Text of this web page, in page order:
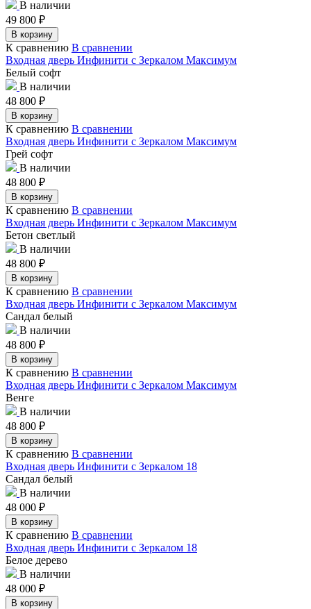
В наличии
49 800 ₽
В корзину
К сравнению В сравнении
Входная дверь Инфинити с Зеркалом Максимум
Белый софт
В наличии
48 800 ₽
В корзину
К сравнению В сравнении
Входная дверь Инфинити с Зеркалом Максимум
Грей софт
В наличии
48 800 ₽
В корзину
К сравнению В сравнении
Входная дверь Инфинити с Зеркалом Максимум
Бетон светлый
В наличии
48 800 ₽
В корзину
К сравнению В сравнении
Входная дверь Инфинити с Зеркалом Максимум
Сандал белый
В наличии
48 800 ₽
В корзину
К сравнению В сравнении
Входная дверь Инфинити с Зеркалом Максимум
Венге
В наличии
48 800 ₽
В корзину
К сравнению В сравнении
Входная дверь Инфинити с Зеркалом 18
Сандал белый
В наличии
48 000 ₽
В корзину
К сравнению В сравнении
Входная дверь Инфинити с Зеркалом 18
Белое дерево
В наличии
48 000 ₽
В корзину